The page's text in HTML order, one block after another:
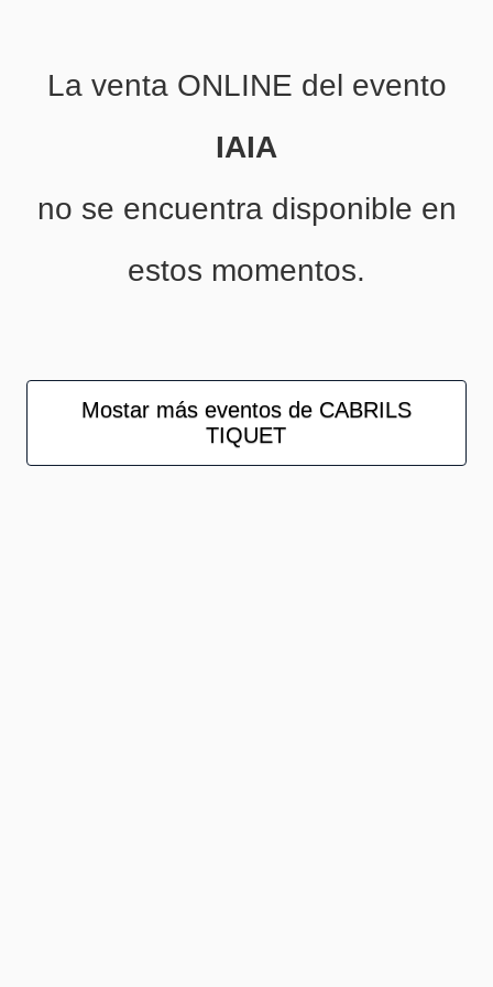
La venta ONLINE del evento
IAIA
no se encuentra disponible en
estos momentos.
Mostar más eventos de CABRILS
TIQUET